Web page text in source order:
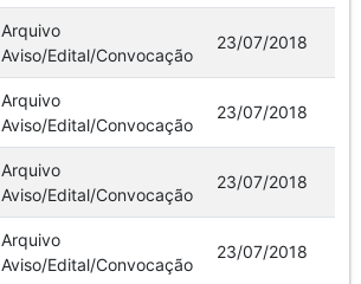
Arquivo
Aviso/Edital/Convocação
23/07/2018
Arquivo
Aviso/Edital/Convocação
23/07/2018
Arquivo
Aviso/Edital/Convocação
23/07/2018
Arquivo
Aviso/Edital/Convocação
23/07/2018